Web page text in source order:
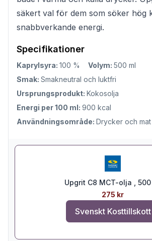
säkert val för dem som söker hög
snabbverkande energi.
Specifikationer
Kaprylsyra: 100 % Volym: 500 ml
Smak: Smakneutral och luktfri
Ursprungsprodukt: Kokosolja
Energi per 100 ml: 900 kcal
Användningsområde: Drycker och mat
Upgrit C8 MCT-olja , 500
275 kr
Svenskt Kosttillskott